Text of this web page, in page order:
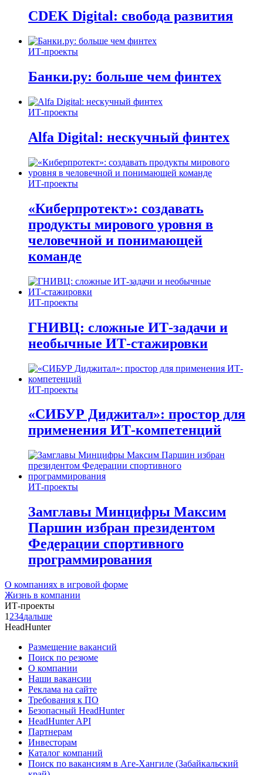
CDEK Digital: свобода развития
ИТ-проекты
Банки.ру: больше чем финтех
ИТ-проекты
Alfa Digital: нескучный финтех
ИТ-проекты
«Киберпротект»: создавать
продукты мирового уровня в
человечной и понимающей
команде
ИТ-проекты
ГНИВЦ: сложные ИТ‑задачи и
необычные ИТ‑стажировки
ИТ-проекты
«СИБУР Диджитал»: простор для
применения ИТ-компетенций
ИТ-проекты
Замглавы Минцифры Максим
Паршин избран президентом
Федерации спортивного
программирования
О компаниях в игровой форме
Жизнь в компании
ИТ-проекты
1 234дальше
HeadHunter
Размещение вакансий
Поиск по резюме
О компании
Наши вакансии
Реклама на сайте
Требования к ПО
Безопасный HeadHunter
HeadHunter API
Партнерам
Инвесторам
Каталог компаний
Поиск по вакансиям в Аге-Хангиле (Забайкальский